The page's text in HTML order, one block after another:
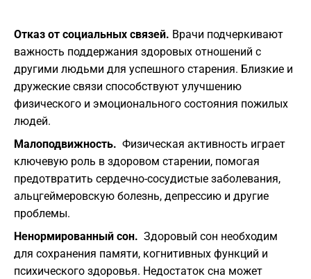
Отказ от социальных связей. Врачи подчеркивают
важность поддержания здоровых отношений с
другими людьми для успешного старения. Близкие и
дружеские связи способствуют улучшению
физического и эмоционального состояния пожилых
людей.
Малоподвижность. Физическая активность играет
ключевую роль в здоровом старении, помогая
предотвратить сердечно-сосудистые заболевания,
альцгеймеровскую болезнь, депрессию и другие
проблемы.
Ненормированный сон. Здоровый сон необходим
для сохранения памяти, когнитивных функций и
психического здоровья. Недостаток сна может